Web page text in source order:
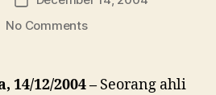
date
No Commentson
14/12/2004 – Seorang ahli